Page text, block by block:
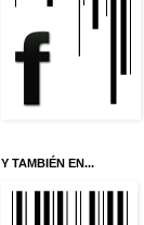
Y TAMBIÉN EN...